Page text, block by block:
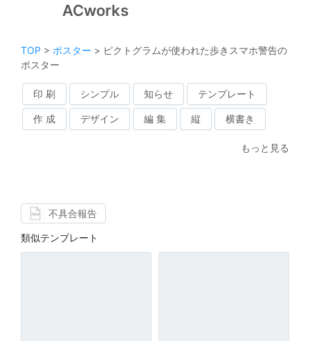
ACworks
TOP > ポスター > ピクトグラムが使われた歩きスマホ警告の
ポスター
印 刷 シンプル 知らせ テンプレート
作 成 デザイン 編 集 縦 横書き
もっと見る
不具合報告
類似テンプレート